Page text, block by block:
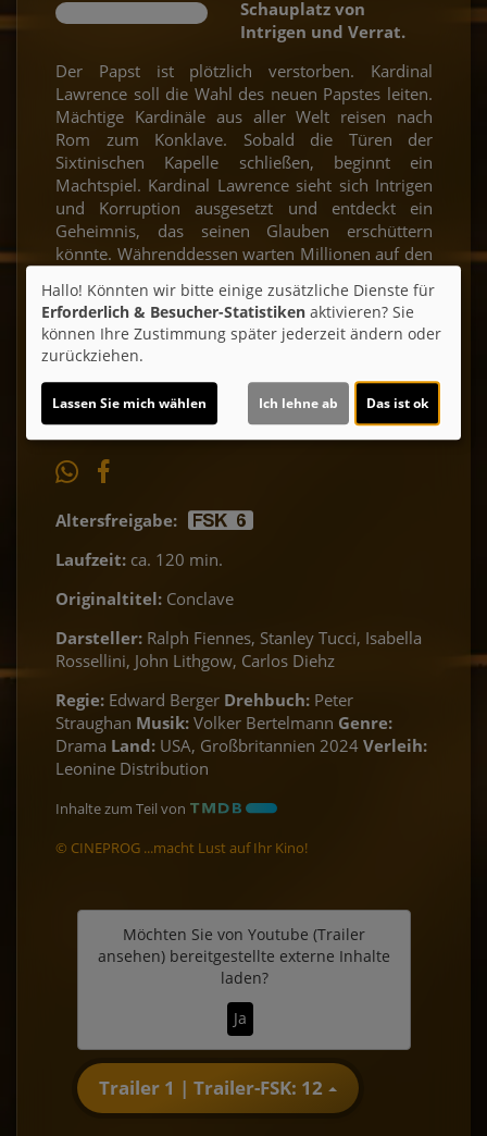
Schauplatz von
Intrigen und Verrat.
Der Papst ist plötzlich verstorben. Kardinal
Lawrence soll die Wahl des neuen Papstes leiten.
Mächtige Kardinäle aus aller Welt reisen nach
Rom zum Konklave. Sobald die Türen der
Sixtinischen Kapelle schließen, beginnt ein
Machtspiel. Kardinal Lawrence sieht sich Intrigen
und Korruption ausgesetzt und entdeckt ein
Geheimnis, das seinen Glauben erschüttern
könnte. Währenddessen warten Millionen auf den
Ticket-Alarm
Altersfreigabe:
Laufzeit: ca. 120 min.
Originaltitel: Conclave
Darsteller: Ralph Fiennes, Stanley Tucci, Isabella
Rossellini, John Lithgow, Carlos Diehz
Regie: Edward Berger Drehbuch: Peter
Straughan Musik: Volker Bertelmann Genre:
Drama Land: USA, Großbritannien 2024 Verleih:
Leonine Distribution
Inhalte zum Teil von
© CINEPROG ...macht Lust auf Ihr Kino!
Möchten Sie von Youtube (Trailer
ansehen) bereitgestellte externe Inhalte
laden?
Ja
Trailer 1 | Trailer-FSK: 12
Hallo! Könnten wir bitte einige zusätzliche Dienste für
Erforderlich & Besucher-Statistiken aktivieren? Sie
können Ihre Zustimmung später jederzeit ändern oder
zurückziehen.
Lassen Sie mich wählen Ich lehne ab Das ist ok